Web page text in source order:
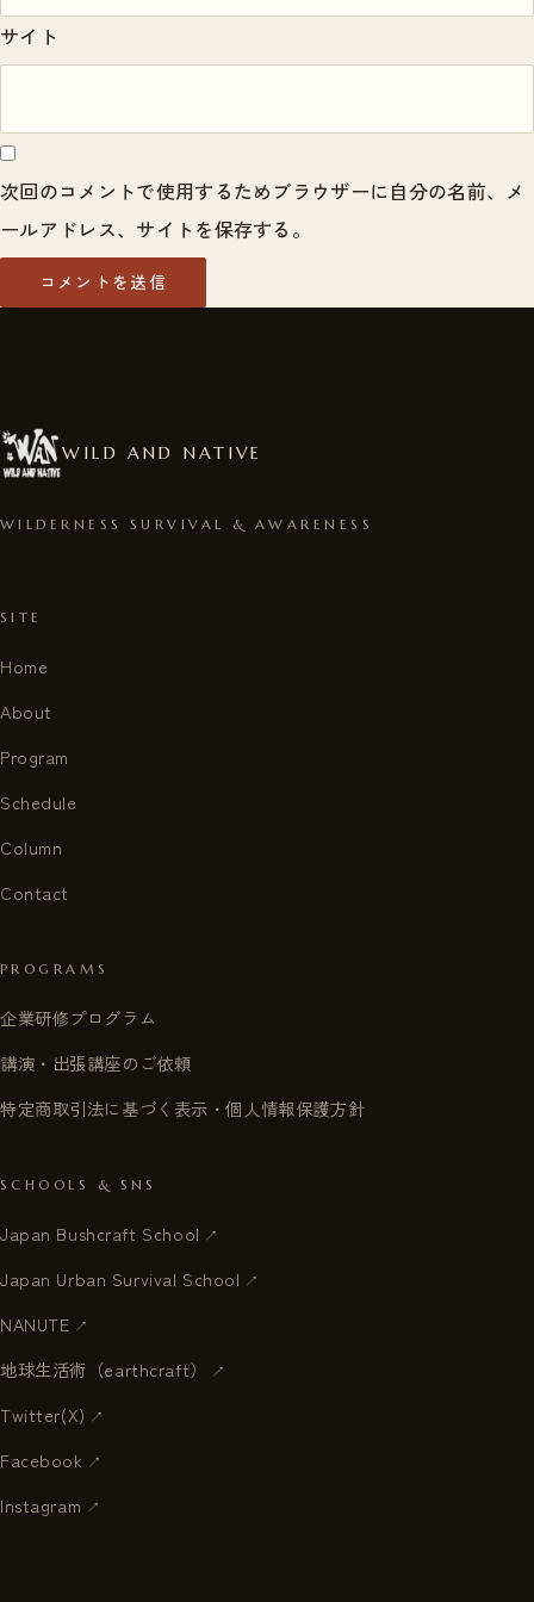
サイト
次回のコメントで使用するためブラウザーに自分の名前、メ
ールアドレス、サイトを保存する。
WILD AND NATIVE
WILDERNESS SURVIVAL & AWARENESS
SITE
Home
About
Program
Schedule
Column
Contact
PROGRAMS
企業研修プログラム
講演・出張講座のご依頼
特定商取引法に基づく表示・個人情報保護方針
SCHOOLS & SNS
Japan Bushcraft School
Japan Urban Survival School
NANUTE
地球生活術（earthcraft）
Twitter(X)
Facebook
Instagram